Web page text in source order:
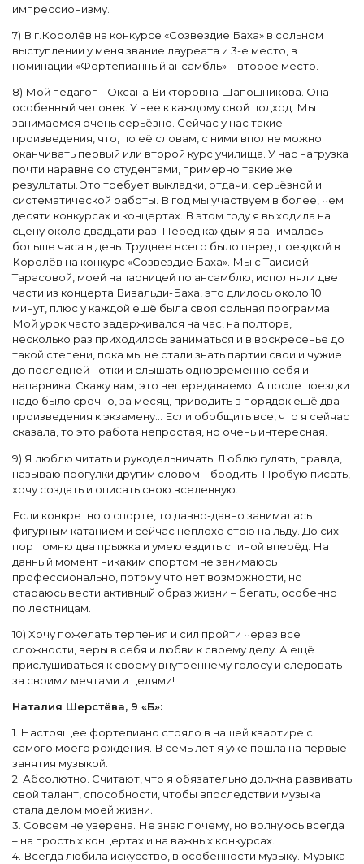
импрессионизму.
7) В г.Королёв на конкурсе «Созвездие Баха» в сольном
выступлении у меня звание лауреата и 3-е место, в
номинации «Фортепианный ансамбль» – второе место.
8) Мой педагог – Оксана Викторовна Шапошникова. Она –
особенный человек. У нее к каждому свой подход. Мы
занимаемся очень серьёзно. Сейчас у нас такие
произведения, что, по её словам, с ними вполне можно
оканчивать первый или второй курс училища. У нас нагрузка
почти наравне со студентами, примерно такие же
результаты. Это требует выкладки, отдачи, серьёзной и
систематической работы. В год мы участвуем в более, чем
десяти конкурсах и концертах. В этом году я выходила на
сцену около двадцати раз. Перед каждым я занималась
больше часа в день. Труднее всего было перед поездкой в
Королёв на конкурс «Созвездие Баха». Мы с Таисией
Тарасовой, моей напарницей по ансамблю, исполняли две
части из концерта Вивальди-Баха, это длилось около 10
минут, плюс у каждой ещё была своя сольная программа.
Мой урок часто задерживался на час, на полтора,
несколько раз приходилось заниматься и в воскресенье до
такой степени, пока мы не стали знать партии свои и чужие
до последней нотки и слышать одновременно себя и
напарника. Скажу вам, это непередаваемо! А после поездки
надо было срочно, за месяц, приводить в порядок ещё два
произведения к экзамену... Если обобщить все, что я сейчас
сказала, то это работа непростая, но очень интересная.
9) Я люблю читать и рукодельничать. Люблю гулять, правда,
называю прогулки другим словом – бродить. Пробую писать,
хочу создать и описать свою вселенную.
Если конкретно о спорте, то давно-давно занималась
фигурным катанием и сейчас неплохо стою на льду. До сих
пор помню два прыжка и умею ездить спиной вперёд. На
данный момент никаким спортом не занимаюсь
профессионально, потому что нет возможности, но
стараюсь вести активный образ жизни – бегать, особенно
по лестницам.
10) Хочу пожелать терпения и сил пройти через все
сложности, веры в себя и любви к своему делу. А ещё
прислушиваться к своему внутреннему голосу и следовать
за своими мечтами и целями!
Наталия Шерстёва, 9 «Б»:
1. Настоящее фортепиано стояло в нашей квартире с
самого моего рождения. В семь лет я уже пошла на первые
занятия музыкой.
2. Абсолютно. Считают, что я обязательно должна развивать
свой талант, способности, чтобы впоследствии музыка
стала делом моей жизни.
3. Совсем не уверена. Не знаю почему, но волнуюсь всегда
– на простых концертах и на важных конкурсах.
4. Всегда любила искусство, в особенности музыку. Музыка